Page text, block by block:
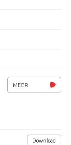
MEER
Download